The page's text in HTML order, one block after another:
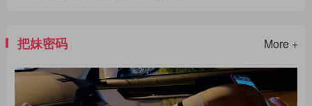
把妹密码 More +